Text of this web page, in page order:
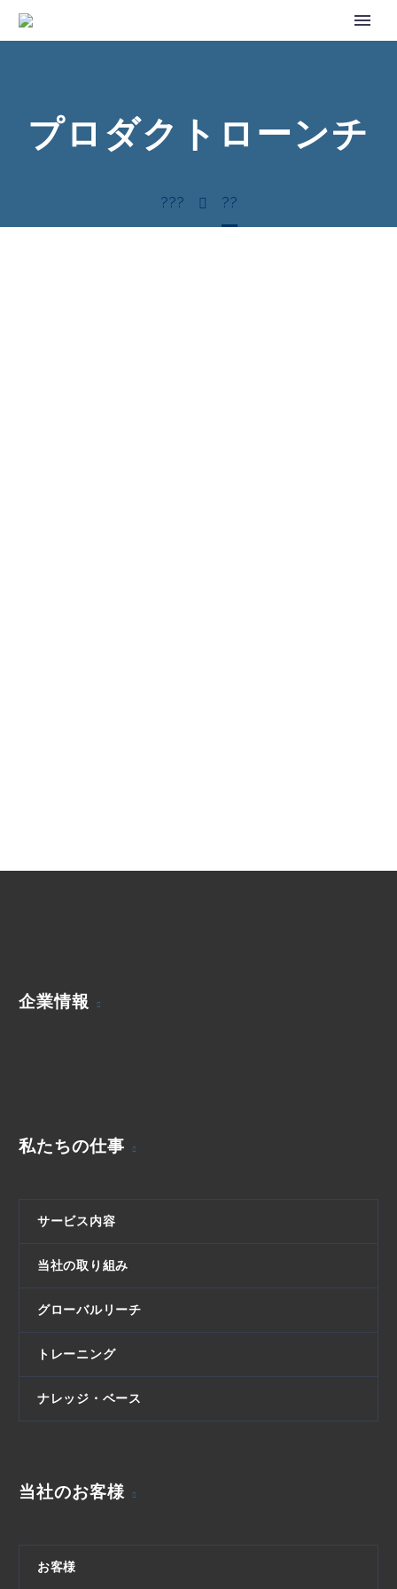
プロダクトローンチ
??? ??
企業情報
私たちの仕事
サービス内容
当社の取り組み
グローバルリーチ
トレーニング
ナレッジ・ベース
当社のお客様
お客様